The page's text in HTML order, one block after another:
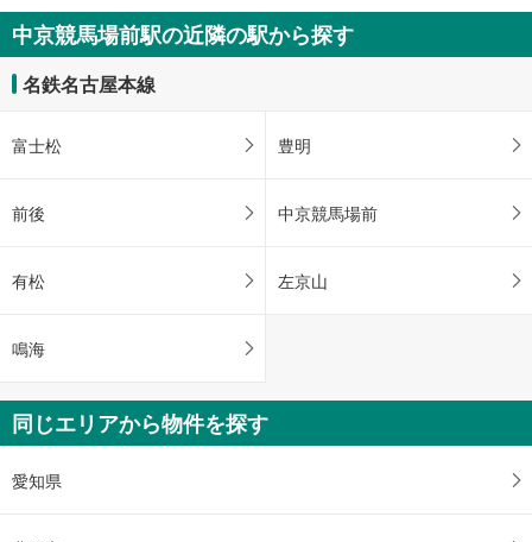
中京競馬場前駅の近隣の駅から探す
名鉄名古屋本線
富士松 豊明
前後 中京競馬場前
有松 左京山
鳴海
同じエリアから物件を探す
愛知県